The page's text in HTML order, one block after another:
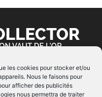
les cookies pour stocker et/ou
Nous le faisons pour
afficher des publicités
nous permettra de traiter